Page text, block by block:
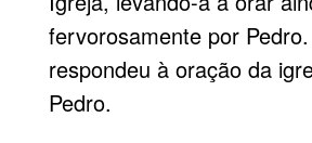
fervorosamente por
respondeu à oração da
Pedro.